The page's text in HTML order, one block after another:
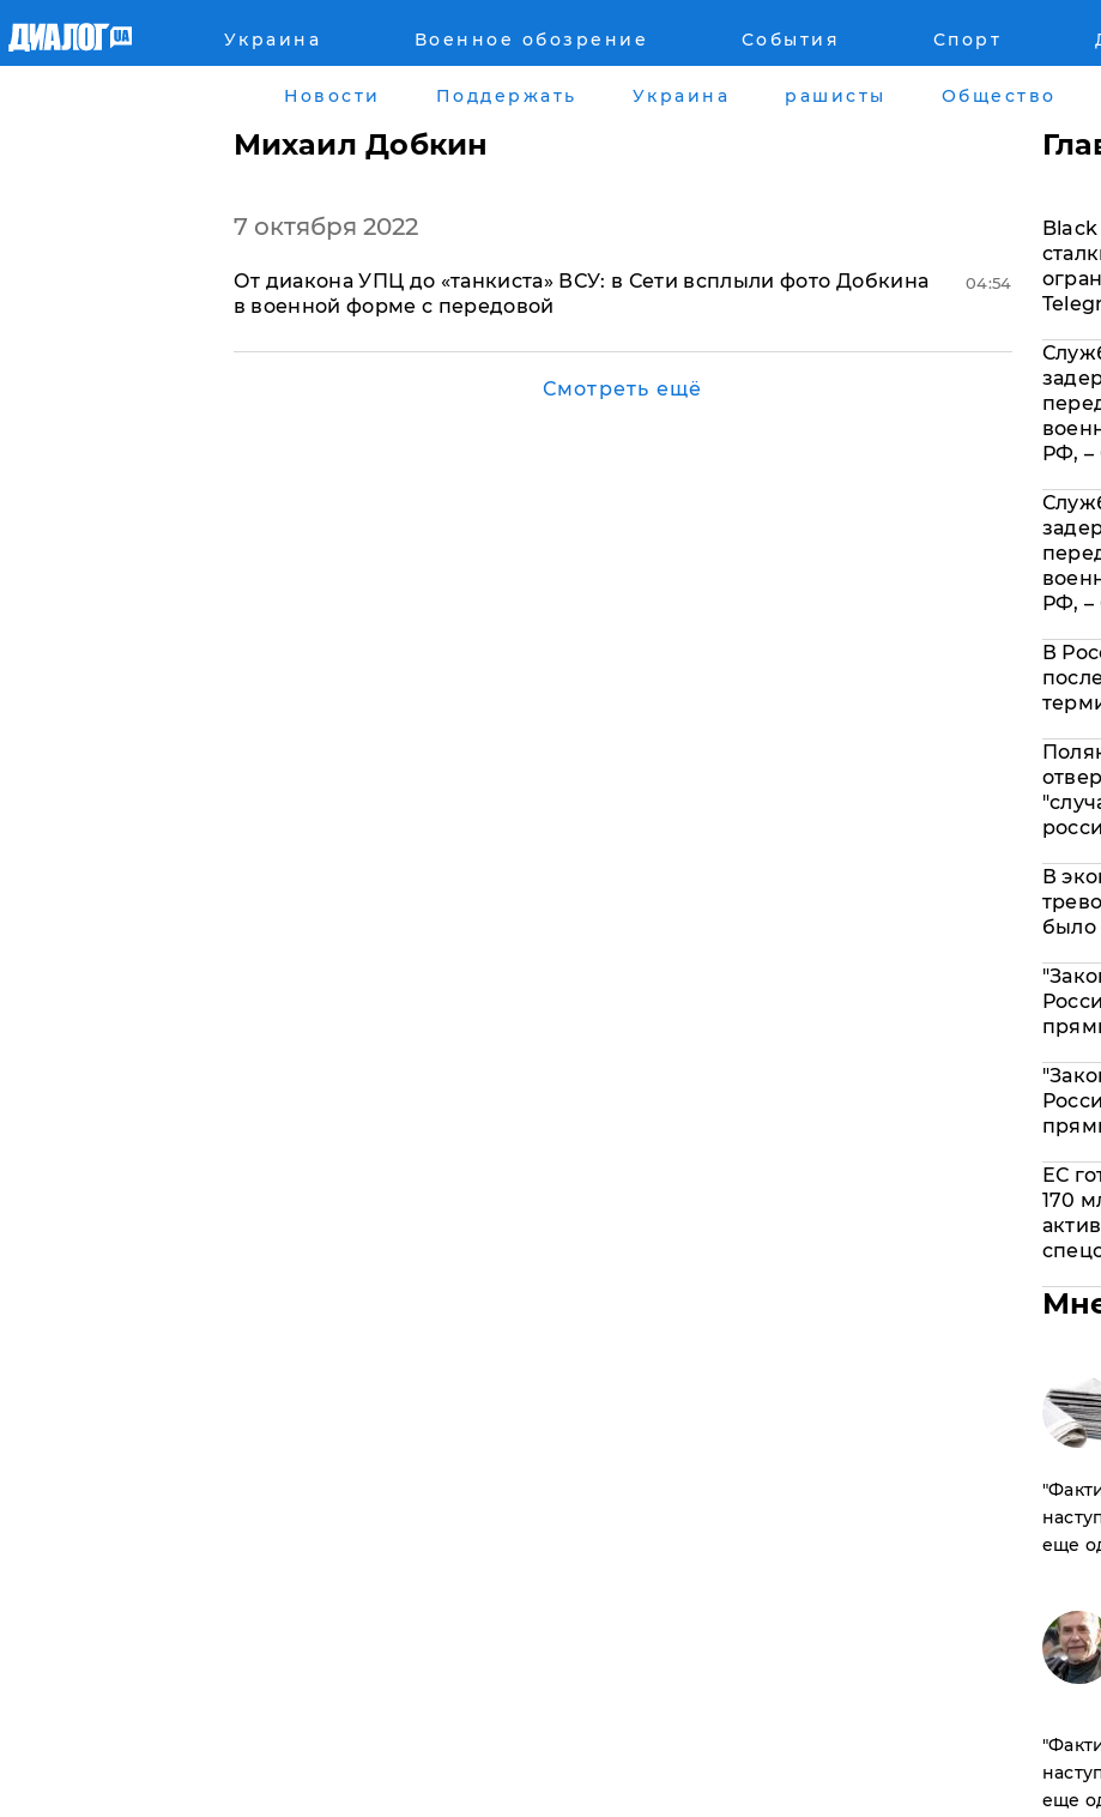
Украина Военное обозрение События Спорт
Военное обозрение
Города
Киев
Харьков
Днепр
Война на Донбассе и в Крыму
Донбасс
Лайф стайл
Стиль Диалога
Шоу-биз
Культура
Новости Поддержать Украина рашисты Общество
Михаил Добкин
7 октября 2022
​От диакона УПЦ до «танкиста» ВСУ: в Сети всплыли фото Добкина
в военной форме с передовой
04:54
Смотреть ещё
РФ,
РФ,
В
В
было
ЕС
170
еще
еще